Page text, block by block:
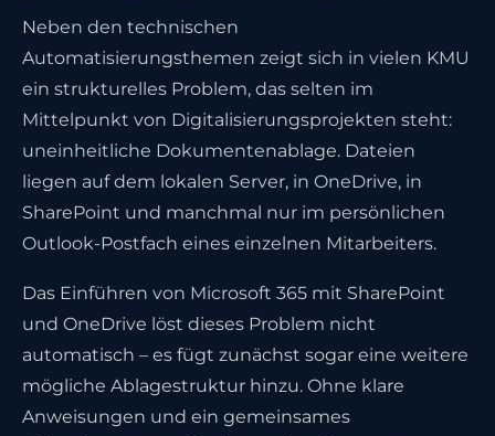
Neben den technischen
Automatisierungsthemen zeigt sich in vielen KMU
ein strukturelles Problem, das selten im
Mittelpunkt von Digitalisierungsprojekten steht:
uneinheitliche Dokumentenablage. Dateien
liegen auf dem lokalen Server, in OneDrive, in
SharePoint und manchmal nur im persönlichen
Outlook-Postfach eines einzelnen Mitarbeiters.
Das Einführen von Microsoft 365 mit SharePoint
und OneDrive löst dieses Problem nicht
automatisch – es fügt zunächst sogar eine weitere
mögliche Ablagestruktur hinzu. Ohne klare
Anweisungen und ein gemeinsames